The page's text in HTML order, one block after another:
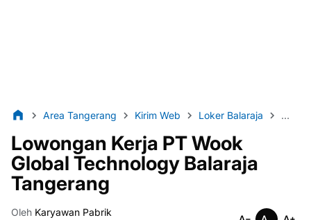
Area Tangerang Kirim Web Loker Balaraja Loker
Lowongan Kerja PT Wook
Global Technology Balaraja
Tangerang
Oleh Karyawan Pabrik